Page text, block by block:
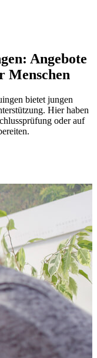
Angebote
Menschen
bietet jungen
Hier haben
oder auf